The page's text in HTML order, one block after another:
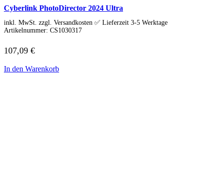
Cyberlink PhotoDirector 2024 Ultra
inkl. MwSt. zzgl. Versandkosten ✅ Lieferzeit 3-5 Werktage
Artikelnummer: CS1030317
107,09 €
In den Warenkorb